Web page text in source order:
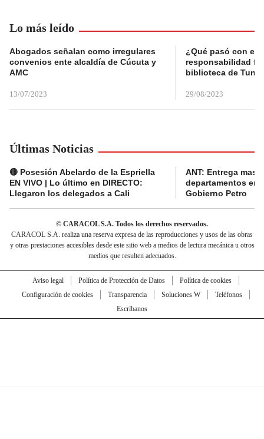
Lo más leído
Abogados señalan como irregulares
convenios ente alcaldía de Cúcuta y
AMC
13/07/2023
¿Qué pasó con el
responsabilidad
biblioteca de
29/08/2023
Últimas Noticias
🔴 Posesión Abelardo de la Espriella
EN VIVO | Lo último en DIRECTO:
Llegaron los delegados a Cali
ANT: Entrega
departamentos en
Gobierno Petro
© CARACOL S.A. Todos los derechos reservados.
CARACOL S.A. realiza una reserva expresa de las reproducciones y usos de las obras
y otras prestaciones accesibles desde este sitio web a medios de lectura mecánica u otros
medios que resulten adecuados.
Aviso legal Política de Protección de Datos
Política de cookies
Configuración de cookies
Transparencia Soluciones W
Teléfonos
Escríbanos